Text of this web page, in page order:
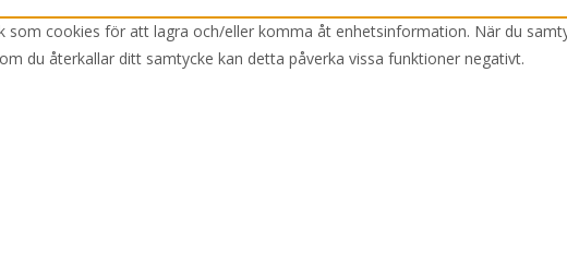
som cookies för att lagra och/eller komma åt enhetsinformation. När du
du återkallar ditt samtycke kan detta påverka vissa funktioner negativt.